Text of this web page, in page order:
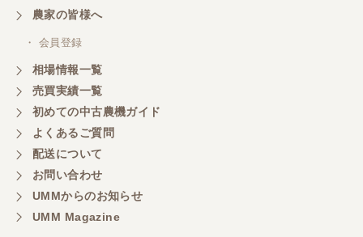
三重県／
嫌な顔をせずに一生懸命頑張ってくれる中山さんに
感謝しています。ここで3台買いましたが、これから
もよろしくお願いしたいです。
三重県／
初めてコンバインを買いに行ったのですが、とても
明るい方に担当していただき細かく説明して下さっ
てとても嬉しかったです。
農家の皆様へ
・ 会員登録
相場情報一覧
売買実績一覧
初めての中古農機ガイド
よくあるご質問
配送について
お問い合わせ
UMMからのお知らせ
UMM Magazine